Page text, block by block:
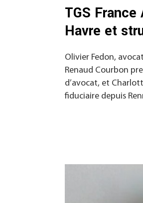
TGS
Havre et
Olivier Fedon,
Renaud Courbon
d’avocat, et
fiduciaire depuis